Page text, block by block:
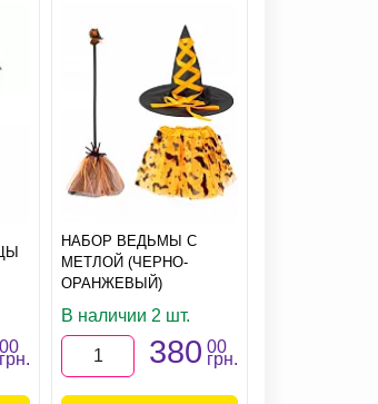
00
грн.
НАБОР ВЕДЬМЫ С
МЕТЛОЙ (ЧЕРНО-
ОРАНЖЕВЫЙ)
В наличии 2 шт.
380 00
грн.